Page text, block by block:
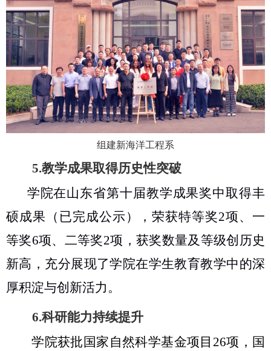
组建新海洋工程系
5.教学成果取得历史性突破
学院在山东省第十届教学成果奖中取得丰
硕成果（已完成公示），荣获特等奖2项、一
等奖6项、二等奖2项，获奖数量及等级创历史
新高，充分展现了学院在学生教育教学中的深
厚积淀与创新活力。
6.科研能力持续提升
学院获批国家自然科学基金项目 26项，国